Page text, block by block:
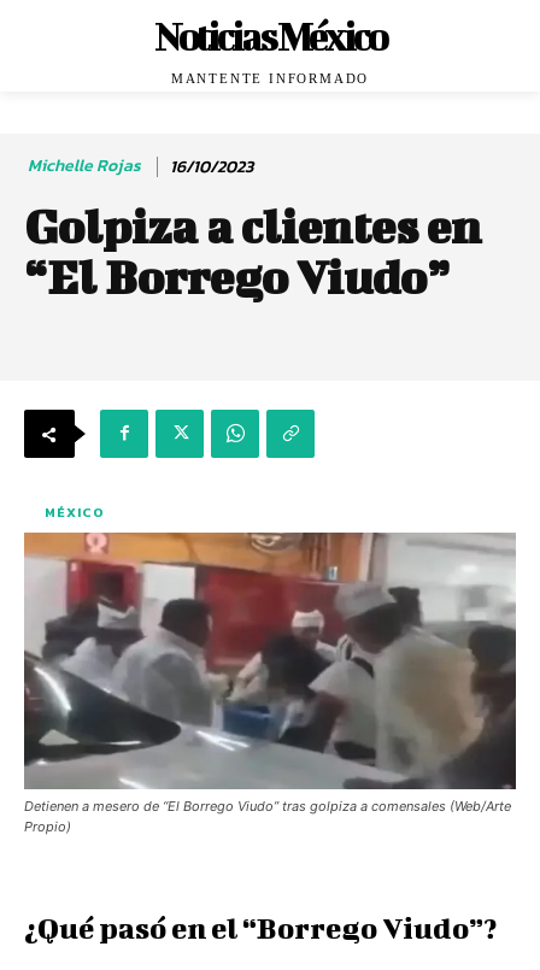
Noticias México
MANTENTE INFORMADO
Michelle Rojas 16/10/2023
Golpiza a clientes en
“El Borrego Viudo”
MÉXICO
Detienen a mesero de “El Borrego Viudo” tras golpiza a comensales (Web/Arte
Propio)
¿Qué pasó en el “Borrego Viudo”?